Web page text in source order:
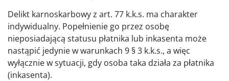
Delikt karnoskarbowy z art. 77 k.k.s. ma charakter
indywidualny. Popełnienie go przez osobę
nieposiadającą statusu płatnika lub inkasenta może
nastąpić jedynie w warunkach 9 § 3 k.k.s., a więc
wyłącznie w sytuacji, gdy osoba taka działa za płatnika
(inkasenta).